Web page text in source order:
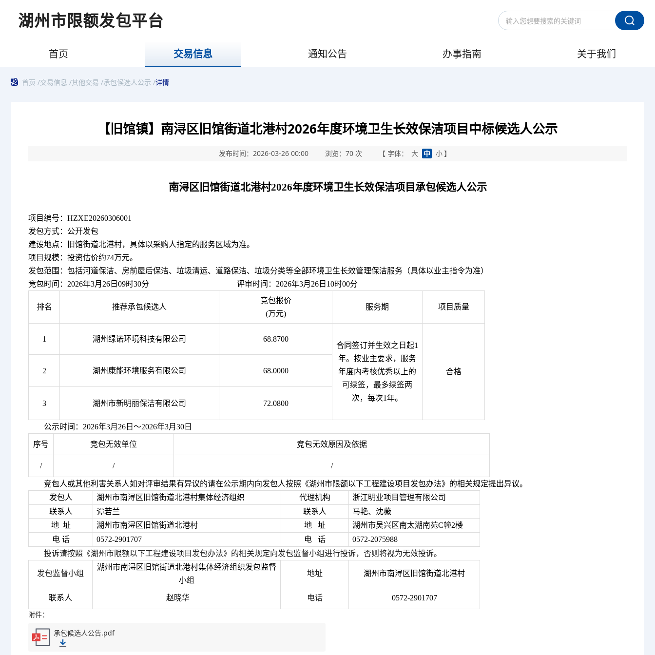
湖州市限额发包平台
首页 交易信息 通知公告 办事指南 关于我们
首页 /交易信息 /其他交易 /承包候选人公示 /详情
【旧馆镇】南浔区旧馆街道北港村2026年度环境卫生长效保洁项目中标候选人公示
发布时间：2026-03-26 00:00 浏览： 70 次 【 字体： 大 中 小】
南浔区旧馆街道北港村2026年度环境卫生长效保洁项目 承包候选人公示
项目编号： HZXE20260306001
发包方式： 公开发包
建设地点：
旧馆街道北港村，具体以采购人指定的服务区域为准。
项目规模：投资估价约74万元。
发包范围：包括河道保洁、房前屋后保洁、垃圾清运、道路保洁、垃圾分类等全部环境卫生长效管理保洁服务（具体以业主指令为准）
竞包时间： 2026年3月 26 日 09时30分 评审时间： 2026年3月 26 日 10时00分
排名 推荐承包候选人
竞包报价
(万元)
服务期 项目质量
1 湖州绿诺环境科技有限公司 68.8700
合同签订并生效之日起1
年。按业主要求，服务
年度内考核优秀以上的
可续签，最多续签两
次，每次1年。
合格
2 湖州康能环境服务有限公司 68.0000
3 湖州市新明丽保洁有限公司 72.0800
公示时间： 2026年3月26日 ～2026年3月 30 日
序号 竞包无效单位 竞包无效原因及依据
/ / /
竞包人或其他利害关系人如对评审结果有异议的请在公示期内向发包人按照《湖州市限额以下工程建设项目发包办法》的相关规定提出异议。
发包人
湖州市南浔区旧馆街道北港村集体经济组织 代理机构
浙江明业项目管理有限公司
联系人
谭若兰 联系人
马艳、沈薇
地 址 湖州市南浔区旧馆街道北港村 地 址 湖州市吴兴区南太湖南苑C幢2楼
电话 0572-2901707 电 话
0572-2075988
投诉请按照《湖州市限额以下工程建设项目发包办法》的相关规定向发包监督小组进行投诉，否则将视为无效投诉。
发包监督小组
湖州市南浔区旧馆街道北港村集体经济组织发包监督
小组
地址 湖州市南浔区旧馆街道北港村
联系人 赵晓华 电话 0572-2901707
附件：
承包候选人公告.pdf